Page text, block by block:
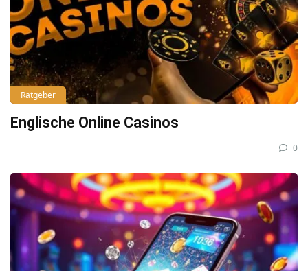
Ratgeber
Englische Online Casinos
0